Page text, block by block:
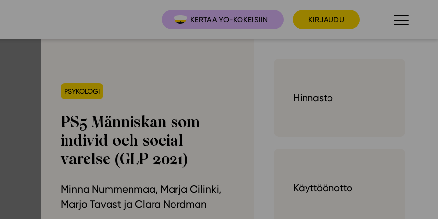
KERTAA YO-KOKEISIIN KIRJAUDU
Lukio
GLP 2021
Oppimateriaalit
Hinnasto
Käyttöönotto
Bruksanvisning
Tapahtumakalenteri
Ohjekeskus
Ohjevideot
PSYKOLOGI
PS5 Människan som
individ och social
varelse (GLP 2021)
Minna Nummenmaa Marja Oilinki
Marjo Tavast
Clara Nordman
Hinnasto
Käyttöönotto